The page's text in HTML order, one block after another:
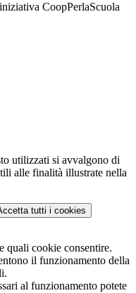
CoopPerlaScuola
utilizzati si avvalgono di
alle finalità illustrate nella
tutti i cookies
quali cookie consentire.
il funzionamento della
al funzionamento potete